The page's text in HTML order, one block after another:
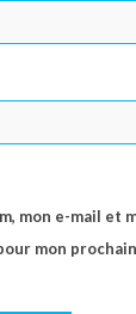
mon e-mail et
mon prochain